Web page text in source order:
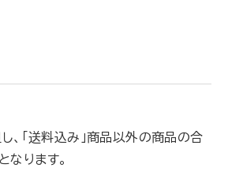
「送料込み」商品以外の商品の合
ります。